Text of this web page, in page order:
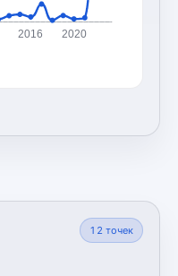
2016 2020
12 точек